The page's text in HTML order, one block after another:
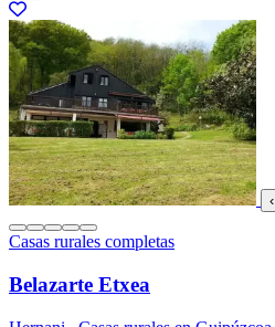
‹
Casas rurales completas
Belazarte Etxea